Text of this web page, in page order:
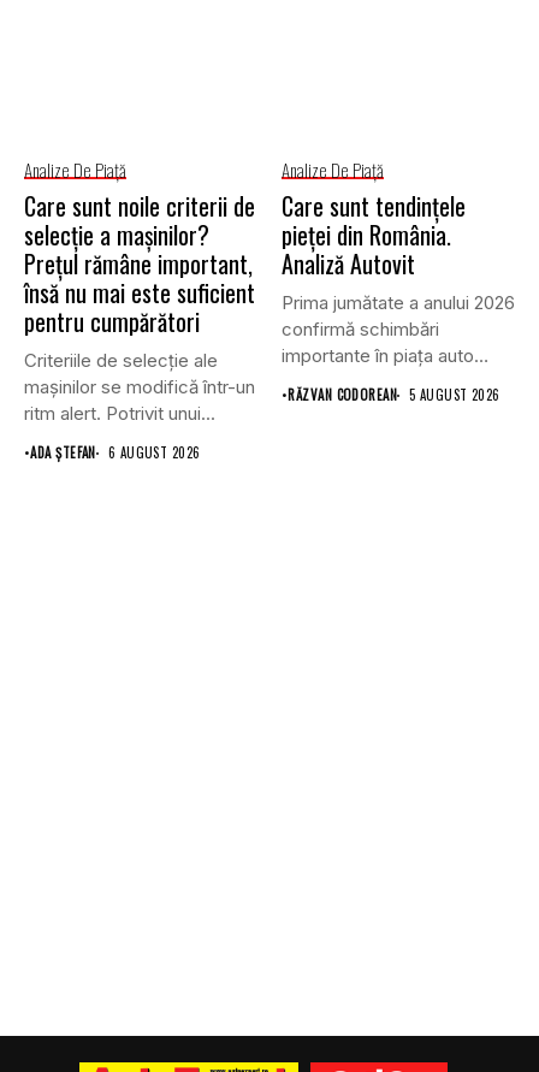
Analize De Piață
Care sunt noile criterii de
selecție a mașinilor?
Prețul rămâne important,
însă nu mai este suficient
pentru cumpărători
Criteriile de selecție ale
mașinilor se modifică într-un
ritm alert. Potrivit unui...
•ADA ȘTEFAN 6 AUGUST 2026
Analize De Piață
Care sunt tendințele
pieței din România.
Analiză Autovit
Prima jumătate a anului 2026
confirmă schimbări
importante în piața auto
din...
•RĂZVAN CODOREAN 5 AUGUST 2026